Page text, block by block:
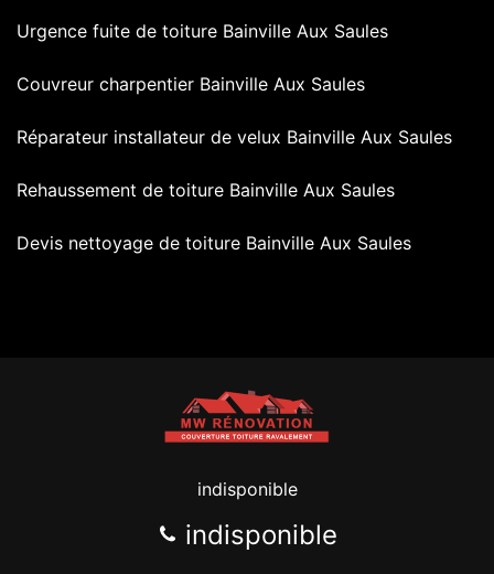
Urgence fuite de toiture Bainville Aux Saules
Couvreur charpentier Bainville Aux Saules
Réparateur installateur de velux Bainville Aux Saules
Rehaussement de toiture Bainville Aux Saules
Devis nettoyage de toiture Bainville Aux Saules
indisponible
indisponible